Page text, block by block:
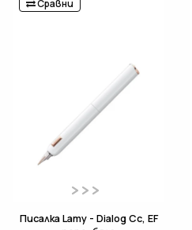
Сравни
Писалка Lamy - Dialog Cc, EF